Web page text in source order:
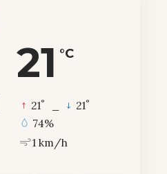
21 °C
21° 21°
74%
1 km/h